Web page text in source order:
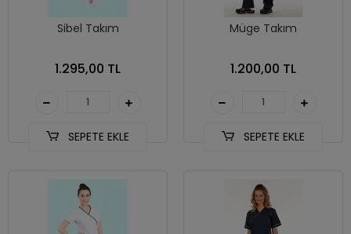
Sibel Takım
1.295,00 TL
SEPETE EKLE
Müge Takım
1.200,00 TL
SEPETE EKLE